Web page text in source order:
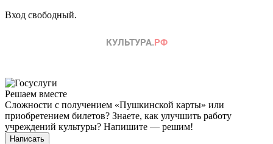
Вход свободный.
Решаем вместе
Сложности с получением «Пушкинской карты» или
приобретением билетов? Знаете, как улучшить работу
учреждений культуры? Напишите — решим!
Написать